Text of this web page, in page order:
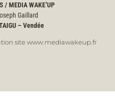
/ MEDIA WAKE’UP
Gaillard
– Vendée
site www.mediawakeup.fr